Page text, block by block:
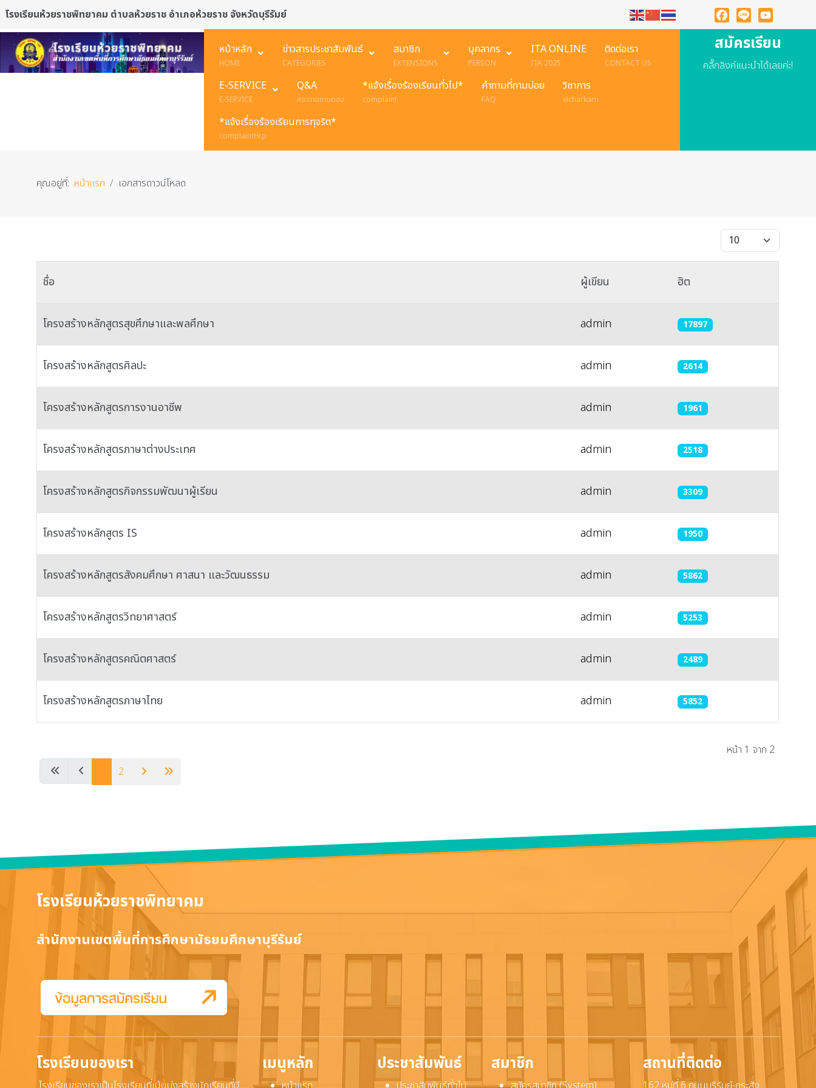
โรงเรียนห้วยราชพิทยาคม ตำบลห้วยราช อำเภอห้วยราช จังหวัดบุรีรัมย์
Facebook
Line YouTube
หน้าหลัก
HOME
ข่าวสารประชาสัมพันธ์
CATEGORIES
สมาชิก
EXTENSIONS
บุคลากร
PERSON
ITA ONLINE
ITA 2025
ติดต่อเรา
CONTACT US
E-SERVICE
E-SERVICE
Q&A
กระดานถามตอบ
*แจ้งเรื่องร้องเรียนทั่วไป*
complaint
คำถามที่ถามบ่อย
FAQ
วิชาการ
vicharkarn
*แจ้งเรื่องร้องเรียนการทุจริต*
complaintHrp
สมัครเรียน
คลื๊กลิงค์แนะนำได้เลยค่ะ!
คุณอยู่ที่: หน้าแรก เอกสารดาวน์โหลด
แสดง #
ชื่อ ผู้เขียน ฮิต
โครงสร้างหลักสูตรสุขศึกษาและพลศึกษา admin 17897
โครงสร้างหลักสูตรศิลปะ admin 2614
โครงสร้างหลักสูตรการงานอาชีพ admin 1961
โครงสร้างหลักสูตรภาษาต่างประเทศ admin 2518
โครงสร้างหลักสูตรกิจกรรมพัฒนาผู้เรียน admin 3309
โครงสร้างหลักสูตร IS admin 1950
โครงสร้างหลักสูตรสังคมศึกษา ศาสนา และวัฒนธรรม admin 5862
โครงสร้างหลักสูตรวิทยาศาสตร์ admin 5253
โครงสร้างหลักสูตรคณิตศาสตร์ admin 2489
โครงสร้างหลักสูตรภาษาไทย admin 5852
หน้า 1 จาก 2
2
โรงเรียนห้วยราชพิทยาคม
สำนักงานเขตพื้นที่การศึกษามัธยมศึกษาบุรีรัมย์
โรงเรียนของเรา เมนูหลัก ประชาสัมพันธ์ สมาชิก สถานที่ติดต่อ